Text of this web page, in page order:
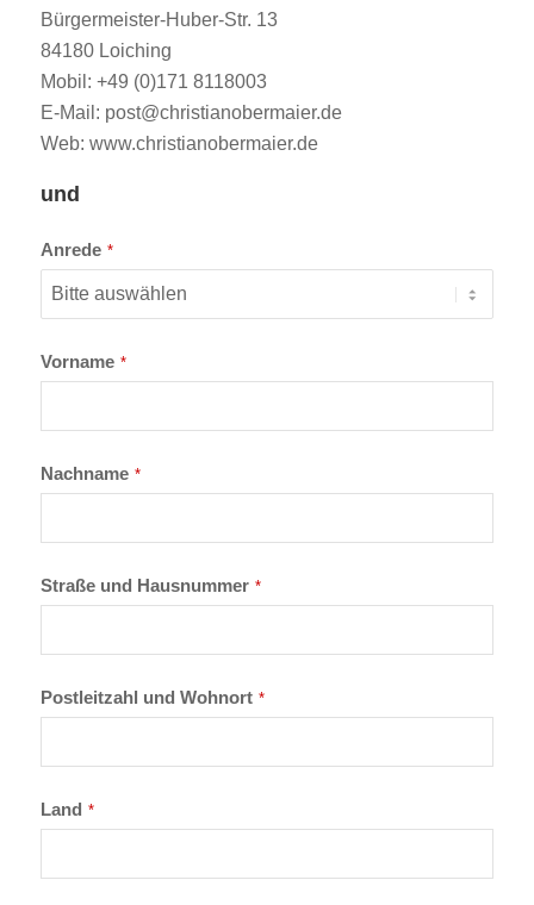
Bürgermeister-Huber-Str. 13
84180 Loiching
Mobil: +49 (0)171 8118003
E-Mail: post@christianobermaier.de
Web: www.christianobermaier.de
und
Anrede *
Vorname *
Nachname *
Straße und Hausnummer *
Postleitzahl und Wohnort *
Land *